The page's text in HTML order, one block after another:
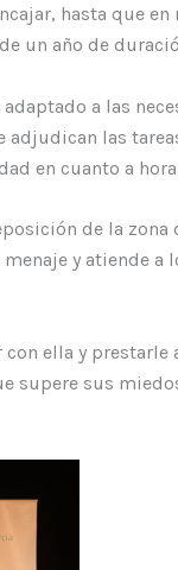
hasta que
un año de
a las
adjudican las
en cuanto a
de la
y atiende a
ella y prestarle
supere sus